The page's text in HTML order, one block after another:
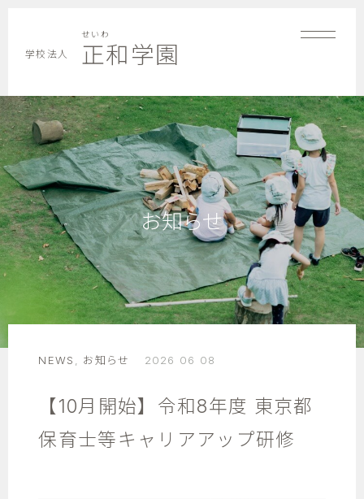
学校法人
せいわ
正和学園
お知らせ
NEWS お知らせ 2026 06 08
【10月開始】令和8年度 東京都
保育士等キャリアアップ研修